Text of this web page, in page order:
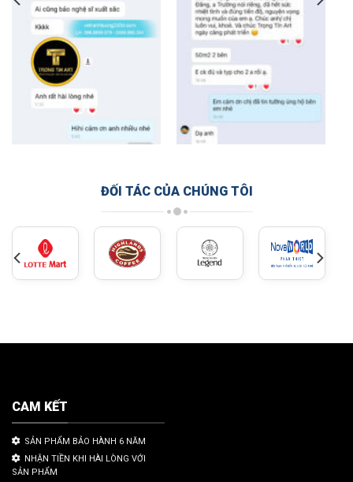
ĐỐI TÁC CỦA CHÚNG TÔI
CAM KẾT
SẢN PHẨM BẢO HÀNH 6 NĂM
NHẬN TIỀN KHI HÀI LÒNG VỚI
SẢN PHẨM